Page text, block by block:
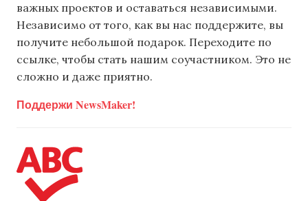
важных проектов и оставаться независимыми.
Независимо от того, как вы нас поддержите, вы
получите небольшой подарок. Переходите по
ссылке, чтобы стать нашим соучастником. Это не
сложно и даже приятно.
Поддержи NewsMaker!